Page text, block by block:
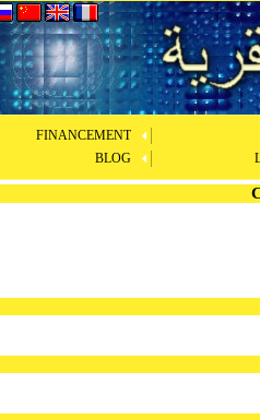
FINANCEMENT
BLOG